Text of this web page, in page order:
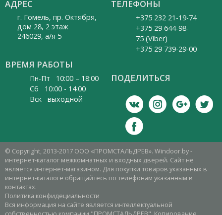
АДРЕС
г. Гомель, пр. Октября,
дом 28, 2 этаж
246029, а/я 5
ВРЕМЯ РАБОТЫ
Пн-Пт 10:00 – 18:00
Cб 10:00 - 14:00
Вск выходной
ТЕЛЕФОНЫ
+375 232 21-19-74
+375 29 644-98-
75 (Viber)
+375 29 739-29-00
ПОДЕЛИТЬСЯ
© Copyright, 2013-2017 ООО «ПРОМСТАЛЬДРЕВ». Windoor.by -
интернет-каталог межкомнатных и входных дверей. Сайт не
является интернет-магазином. Для покупки товаров указанных в
интернет-каталоге обращайтесь по телефонам указанным в
контактах.
Политика конфидециальности
Вся информация на сайте является интеллектуальной